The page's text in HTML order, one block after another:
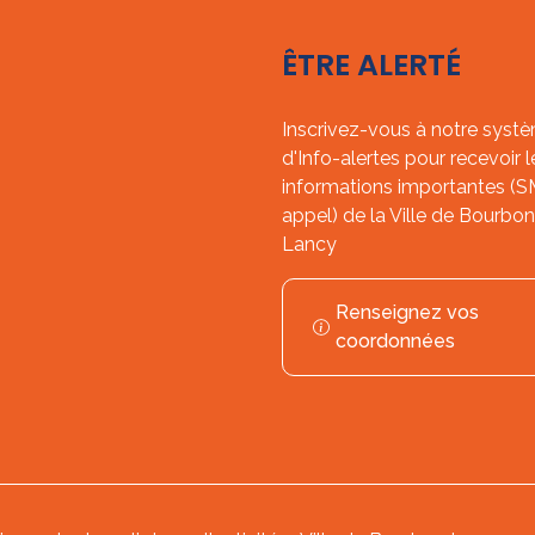
ÊTRE ALERTÉ
Inscrivez-vous à notre
d'Info-alertes pour recevoir
informations importantes
appel) de la Ville de Bourbon
Lancy
Renseignez vos
coordonnées